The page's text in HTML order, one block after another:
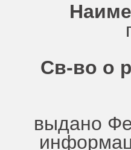
Св-во о
выдано